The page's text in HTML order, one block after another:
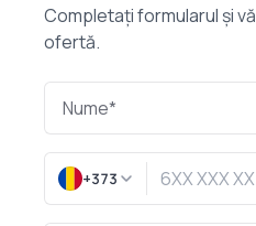
Completați formularul și
ofertă.
+373